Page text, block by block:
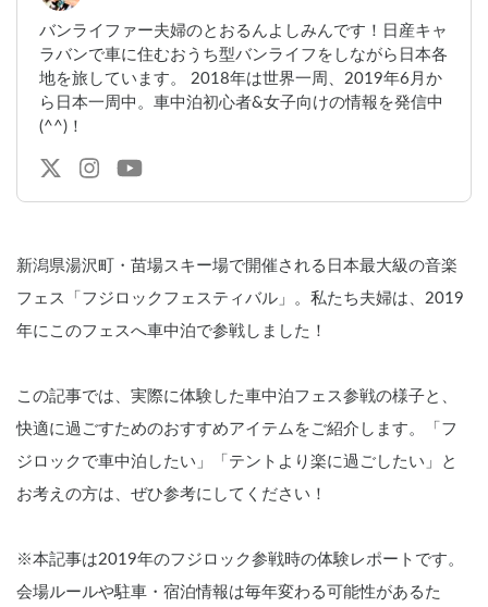
バンライファー夫婦のとおるんよしみんです！日産キャ
ラバンで車に住むおうち型バンライフをしながら日本各
地を旅しています。 2018年は世界一周、2019年6月か
ら日本一周中。車中泊初心者&女子向けの情報を発信中
(^^)！
新潟県湯沢町・苗場スキー場で開催される日本最大級の音楽
フェス「フジロックフェスティバル」。私たち夫婦は、2019
年にこのフェスへ車中泊で参戦しました！
この記事では、実際に体験した車中泊フェス参戦の様子と、
快適に過ごすためのおすすめアイテムをご紹介します。「フ
ジロックで車中泊したい」「テントより楽に過ごしたい」と
お考えの方は、ぜひ参考にしてください！
※本記事は2019年のフジロック参戦時の体験レポートです。
会場ルールや駐車・宿泊情報は毎年変わる可能性があるた